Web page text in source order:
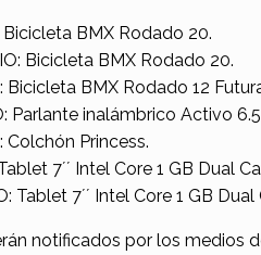
Bicicleta BMX Rodado 20.
Bicicleta BMX Rodado 20.
Bicicleta BMX Rodado 12
Parlante inalámbrico Activo
Colchón Princess.
7´´ Intel Core 1 GB Dual
Tablet 7´´ Intel Core 1 GB Dual
notificados por los medios